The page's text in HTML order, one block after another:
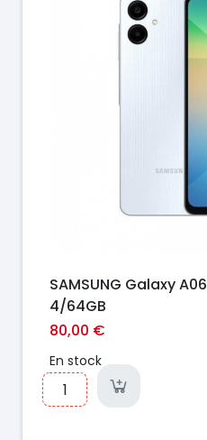
SAMSUNG Galaxy A06 WHITE(NON EU)
4/64GB
80,00 €
En stock